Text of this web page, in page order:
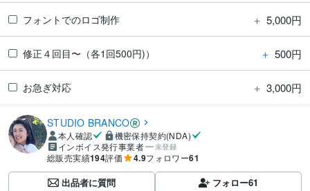
フォントでのロゴ制作 ＋ 5,000円
修正４回目〜（各1回500円)） ＋ 500円
お急ぎ対応 ＋ 3,000円
STUDIO BRANCO
本人確認
機密保持契約(NDA)
インボイス発行事業者
未登録
総販売実績194評価 4.9フォロワー61
出品者に質問 フォロー61